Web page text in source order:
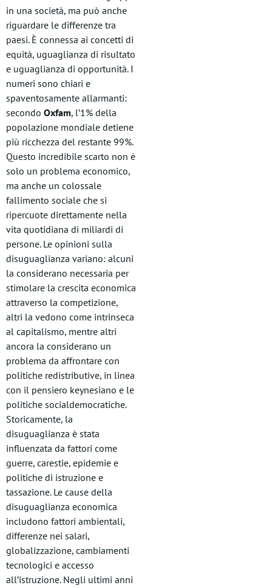
in una società, ma può anche
riguardare le differenze tra
paesi. È connessa ai concetti di
equità, uguaglianza di risultato
e uguaglianza di opportunità. I
numeri sono chiari e
spaventosamente allarmanti:
secondo Oxfam, l’1% della
popolazione mondiale detiene
più ricchezza del restante 99%.
Questo incredibile scarto non è
solo un problema economico,
ma anche un colossale
fallimento sociale che si
ripercuote direttamente nella
vita quotidiana di miliardi di
persone. Le opinioni sulla
disuguaglianza variano: alcuni
la considerano necessaria per
stimolare la crescita economica
attraverso la competizione,
altri la vedono come intrinseca
al capitalismo, mentre altri
ancora la considerano un
problema da affrontare con
politiche redistributive, in linea
con il pensiero keynesiano e le
politiche socialdemocratiche.
Storicamente, la
disuguaglianza è stata
influenzata da fattori come
guerre, carestie, epidemie e
politiche di istruzione e
tassazione. Le cause della
disuguaglianza economica
includono fattori ambientali,
differenze nei salari,
globalizzazione, cambiamenti
tecnologici e accesso
all’istruzione. Negli ultimi anni